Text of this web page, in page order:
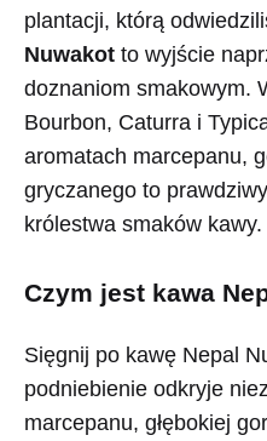
plantacji, którą
Nuwakot to wyjście
doznaniom smakowym.
Bourbon, Caturra i
aromatach marcepanu,
gryczanego to
królestwa smaków kawy.
Czym jest kawa
Sięgnij po kawę Nepal
podniebienie odkryje
marcepanu, głębokiej